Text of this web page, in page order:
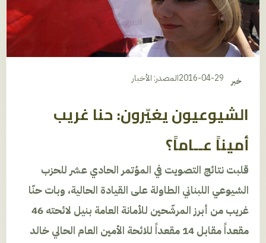
خبر 2016-04-29المصدر: الأخبار
الشيوعيون يغيّرون: حنا غريب
أميناً عــاماً؟
قلبت نتائج التصويت في المؤتمر الحادي عشر للحزب
الشيوعي اللبناني الطاولة على القيادة الحالية، وبات حنّا
غريب من أبرز المرشّحين للأمانة العامة بنيل لائحته 46
مقعداً مقابل 14 مقعداً للائحة الأمين العام الحالي خالد